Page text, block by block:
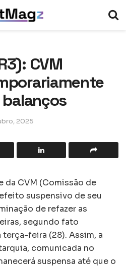
CVM
2025
da CVM (Comissão de
suspensivo de seu
de refazer as
segundo fato
feira (28). Assim, a
comunicada no
suspensa até que o